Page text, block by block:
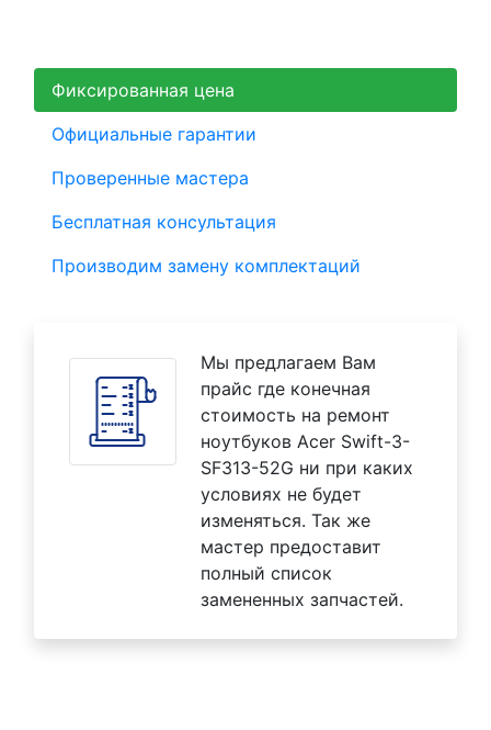
Фиксированная цена
Официальные гарантии
Проверенные мастера
Бесплатная консультация
Производим замену комплектаций
Мы предлагаем Вам
прайс где конечная
стоимость на ремонт
ноутбуков Acer Swift-3-
SF313-52G ни при каких
условиях не будет
изменяться. Так же
мастер предоставит
полный список
замененных запчастей.